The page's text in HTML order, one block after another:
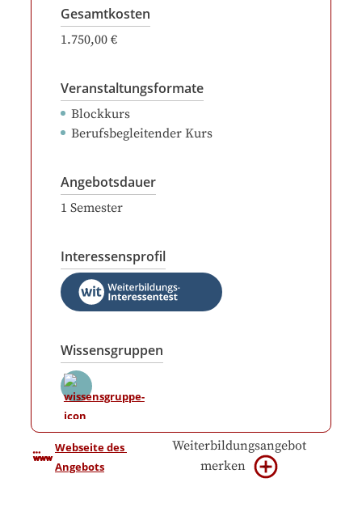
Gesamtkosten
1.750,00 €
Veranstaltungsformate
Blockkurs
Berufsbegleitender Kurs
Angebotsdauer
1 Semester
Interessensprofil
Wissensgruppen
Webseite des
Angebots
Weiterbildungsangebot
merken